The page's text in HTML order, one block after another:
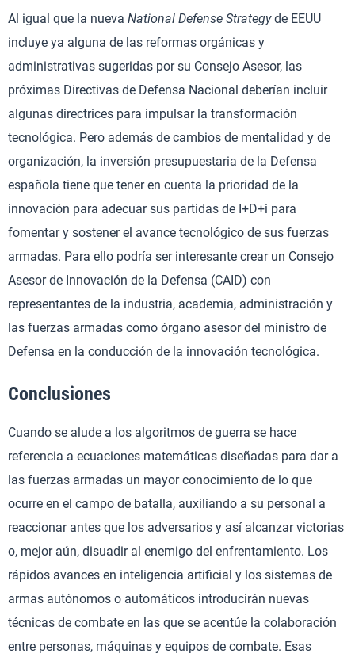
Al igual que la nueva National Defense Strategyde EEUU
incluye ya alguna de las reformas orgánicas y
administrativas sugeridas por su Consejo Asesor, las
próximas Directivas de Defensa Nacional deberían incluir
algunas directrices para impulsar la transformación
tecnológica. Pero además de cambios de mentalidad y de
organización, la inversión presupuestaria de la Defensa
española tiene que tener en cuenta la prioridad de la
innovación para adecuar sus partidas de I+D+i para
fomentar y sostener el avance tecnológico de sus fuerzas
armadas. Para ello podría ser interesante crear un Consejo
Asesor de Innovación de la Defensa (CAID) con
representantes de la industria, academia, administración y
las fuerzas armadas como órgano asesor del ministro de
Defensa en la conducción de la innovación tecnológica.
Conclusiones
Cuando se alude a los algoritmos de guerra se hace
referencia a ecuaciones matemáticas diseñadas para dar a
las fuerzas armadas un mayor conocimiento de lo que
ocurre en el campo de batalla, auxiliando a su personal a
reaccionar antes que los adversarios y así alcanzar victorias
o, mejor aún, disuadir al enemigo del enfrentamiento. Los
rápidos avances en inteligencia artificial y los sistemas de
armas autónomos o automáticos introducirán nuevas
técnicas de combate en las que se acentúe la colaboración
entre personas, máquinas y equipos de combate. Esas